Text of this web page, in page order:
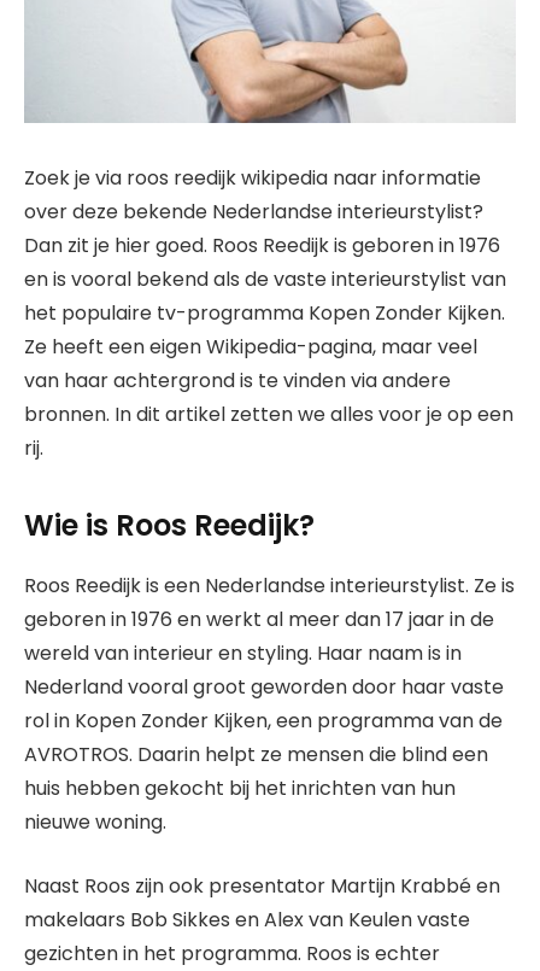
Zoek je via roos reedijk wikipedia naar informatie
over deze bekende Nederlandse interieurstylist?
Dan zit je hier goed. Roos Reedijk is geboren in 1976
en is vooral bekend als de vaste interieurstylist van
het populaire tv-programma Kopen Zonder Kijken.
Ze heeft een eigen Wikipedia-pagina, maar veel
van haar achtergrond is te vinden via andere
bronnen. In dit artikel zetten we alles voor je op een
rij.
Wie is Roos Reedijk?
Roos Reedijk is een Nederlandse interieurstylist. Ze is
geboren in 1976 en werkt al meer dan 17 jaar in de
wereld van interieur en styling. Haar naam is in
Nederland vooral groot geworden door haar vaste
rol in Kopen Zonder Kijken, een programma van de
AVROTROS. Daarin helpt ze mensen die blind een
huis hebben gekocht bij het inrichten van hun
nieuwe woning.
Naast Roos zijn ook presentator Martijn Krabbé en
makelaars Bob Sikkes en Alex van Keulen vaste
gezichten in het programma. Roos is echter